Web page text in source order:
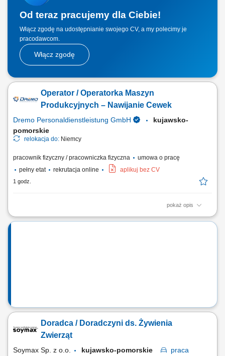
Od teraz pracujemy dla Ciebie!
Włącz zgodę na udostępnianie swojego CV, a my polecimy je
pracodawcom.
Włącz zgodę
Operator / Operatorka Maszyn
Produkcyjnych – Nawijanie Cewek
Dremo Personaldienstleistung GmbH
kujawsko-
pomorskie
relokacja do: Niemcy
pracownik fizyczny / pracowniczka fizyczna
umowa o pracę
pełny etat
rekrutacja online aplikuj bez CV
1 godz.
pokaż opis
Twoje zadania: obsługa maszyn produkcyjnych oraz urządzeń do
Doradca / Doradczyni ds. Żywienia
Zwierząt
Soymax Sp. z o.o. kujawsko-pomorskie
praca